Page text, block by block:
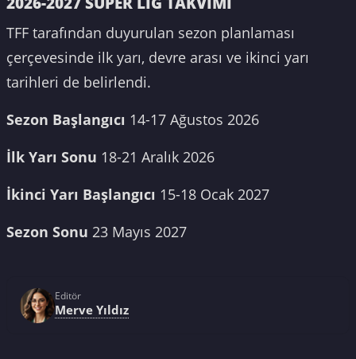
TFF tarafından duyurulan sezon planlaması
çerçevesinde ilk yarı, devre arası ve ikinci yarı
tarihleri de belirlendi.
Sezon Başlangıcı 14-17 Ağustos 2026
İlk Yarı Sonu 18-21 Aralık 2026
İkinci Yarı Başlangıcı 15-18 Ocak 2027
Sezon Sonu 23 Mayıs 2027
Editör
Merve Yıldız